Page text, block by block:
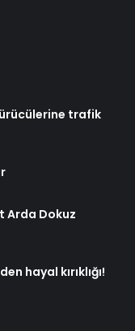
trafik
Arda Dokuz
hayal kırıklığı!